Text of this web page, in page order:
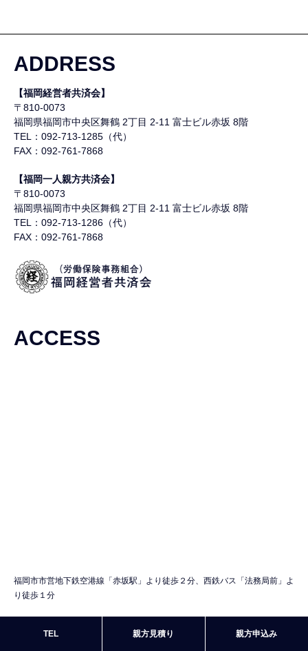
ADDRESS
【福岡経営者共済会】
〒810-0073
福岡県福岡市中央区舞鶴 2丁目 2-11 富士ビル赤坂 8階
TEL：092-713-1285（代）
FAX：092-761-7868
【福岡一人親方共済会】
〒810-0073
福岡県福岡市中央区舞鶴 2丁目 2-11 富士ビル赤坂 8階
TEL：092-713-1286（代）
FAX：092-761-7868
ACCESS
福岡市市営地下鉄空港線「赤坂駅」より徒歩２分、西鉄バス「法務局前」よ
り徒歩１分
TEL 親方見積り 親方申込み